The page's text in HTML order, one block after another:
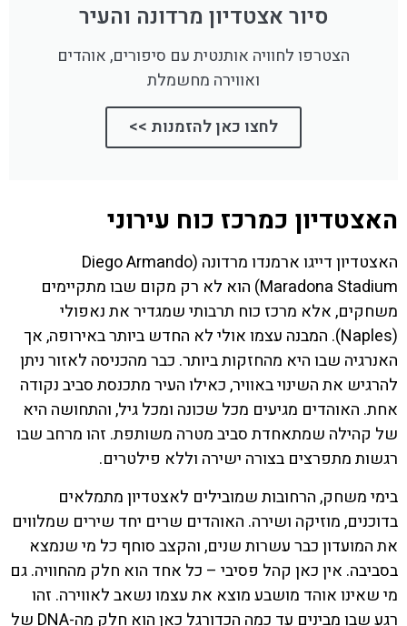
סיור אצטדיון מרדונה והעיר
הצטרפו לחוויה אותנטית עם סיפורים, אוהדים
ואווירה מחשמלת
לחצו כאן להזמנות >>
האצטדיון כמרכז כוח עירוני
האצטדיון דייגו ארמנדו מרדונה (Diego Armando
Maradona Stadium) הוא לא רק מקום שבו מתקיימים
משחקים, אלא מרכז כוח תרבותי שמגדיר את נאפולי
(Naples). המבנה עצמו אולי לא החדש ביותר באירופה, אך
האנרגיה שבו היא מהחזקות ביותר. כבר מהכניסה לאזור ניתן
להרגיש את השינוי באוויר, כאילו העיר מתכנסת סביב נקודה
אחת. האוהדים מגיעים מכל שכונה ומכל גיל, והתחושה היא
של קהילה שמתאחדת סביב מטרה משותפת. זהו מרחב שבו
רגשות מתפרצים בצורה ישירה וללא פילטרים.
בימי משחק, הרחובות שמובילים לאצטדיון מתמלאים
בדוכנים, מוזיקה ושירה. האוהדים שרים יחד שירים שמלווים
את המועדון כבר עשרות שנים, והקצב סוחף כל מי שנמצא
בסביבה. אין כאן קהל פסיבי – כל אחד הוא חלק מהחוויה. גם
מי שאינו אוהד מושבע מוצא את עצמו נשאב לאווירה. זהו
רגע שבו מבינים עד כמה הכדורגל כאן הוא חלק מה-DNA של